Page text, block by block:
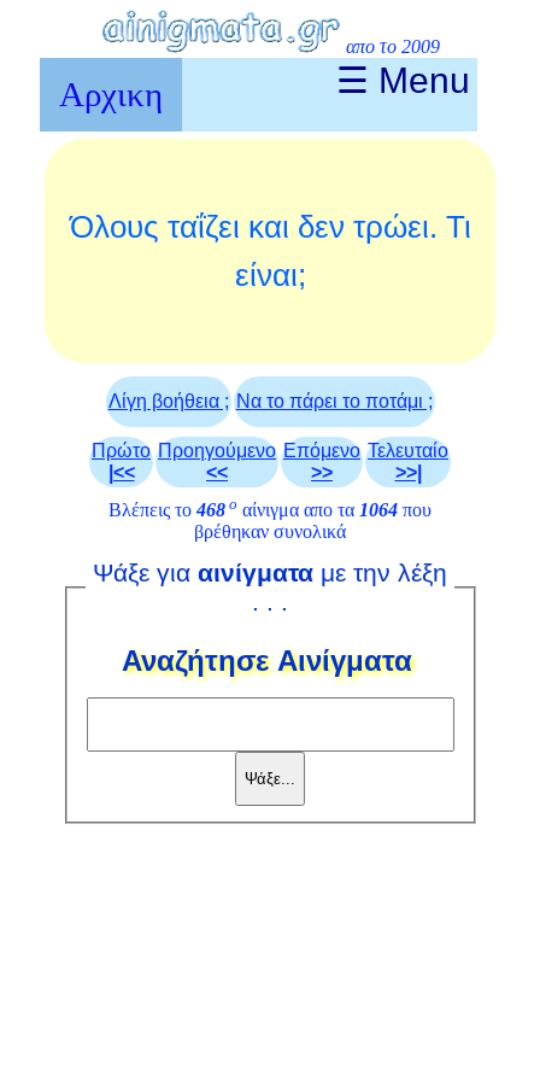
απο το 2009
Αρχικη ☰ Menu
Όλους ταΐζει και δεν τρώει. Τι
είναι;
Λίγη βοήθεια ; Να το πάρει το ποτάμι ;
Πρώτο
|<<
Προηγούμενο
<<
Επόμενο
>>
Τελευταίο
>>|
Βλέπεις το468 ο αίνιγμα απο τα 1064 που
βρέθηκαν συνολικά
Ψάξε για αινίγματα με την λέξη
. . .
Αναζήτησε Αινίγματα